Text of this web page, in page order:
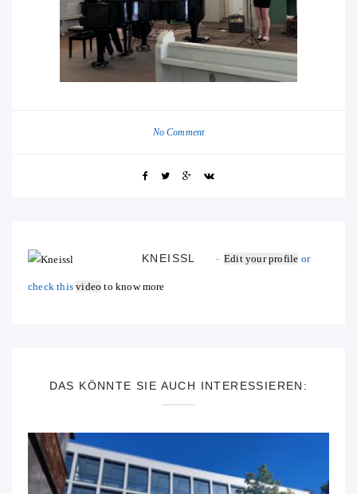
No Comment
KNEISSL Edit your profile or
check thisvideo to know more
DAS KÖNNTE SIE AUCH INTERESSIEREN: